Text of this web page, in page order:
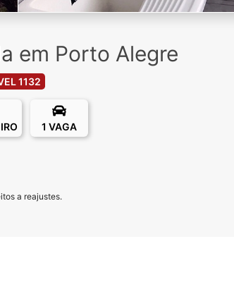
em Porto Alegre
1132
1 VAGA
a reajustes.